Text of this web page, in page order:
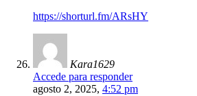
https://shorturl.fm/ARsHY
Kara1629
Accede para responder
agosto 2, 2025, 4:52 pm